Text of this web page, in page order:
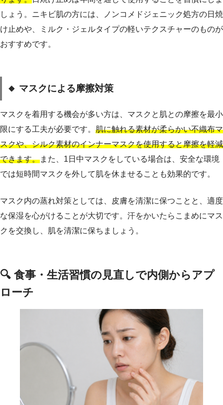
しょう。ニキビ肌の方には、ノンコメドジェニック処方の日焼
け止めや、ミルク・ジェルタイプの軽いテクスチャーのものが
おすすめです。
🔸 マスクによる摩擦対策
マスクを着用する機会が多い方は、マスクと肌との摩擦を最小
限にする工夫が必要です。 肌に触れる素材が柔らかい不織布マ
スクや、シルク素材のインナーマスクを使用すると摩擦を軽減
できます。また、1日中マスクをしている場合は、安全な環境
では短時間マスクを外して肌を休ませることも効果的です。
マスク内の蒸れ対策としては、皮膚を清潔に保つことと、適度
な保湿を心がけることが大切です。汗をかいたらこまめにマス
クを交換し、肌を清潔に保ちましょう。
🔍 食事・生活習慣の見直しで内側からアプ
ローチ